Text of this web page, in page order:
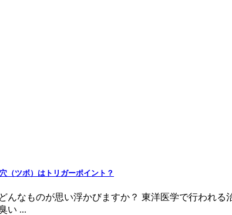
（ツボ）はトリガーポイント？
んなものが思い浮かびますか？ 東洋医学で行われ
い ...